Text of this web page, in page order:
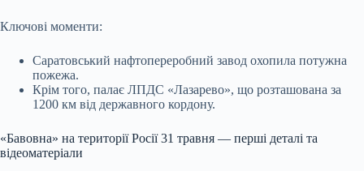
Ключові моменти:
Саратовський нафтопереробний завод охопила потужна
пожежа.
Крім того, палає ЛПДС «Лазарево», що розташована за
1200 км від державного кордону.
«Бавовна» на території Росії 31 травня — перші деталі та
відеоматеріали